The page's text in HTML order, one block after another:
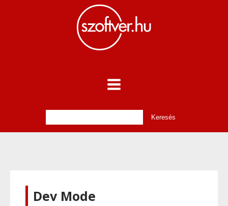
Dev Mode